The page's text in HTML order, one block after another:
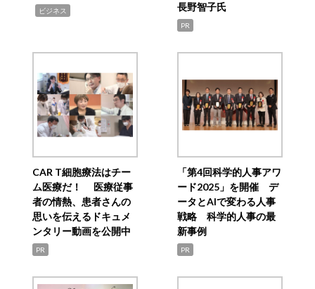
ビジネス
長野智子氏
PR
CAR T細胞療法はチー
ム医療だ！ 医療従事
者の情熱、患者さんの
思いを伝えるドキュメ
ンタリー動画を公開中
PR
「第4回科学的人事アワ
ード2025」を開催 デ
ータとAIで変わる人事
戦略 科学的人事の最
新事例
PR